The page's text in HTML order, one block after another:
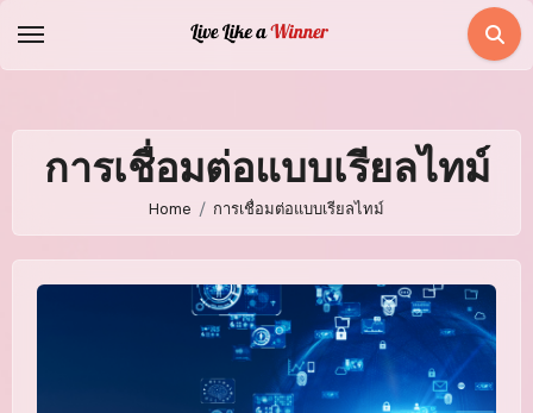
การเชื่อมต่อแบบเรียลไทม์
Home การเชื่อมต่อแบบเรียลไทม์